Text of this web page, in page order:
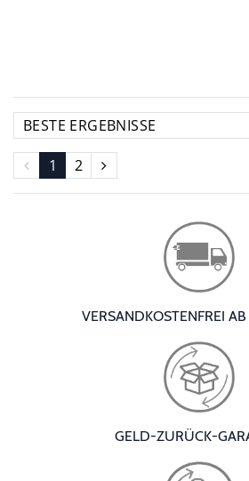
1 2
VERSANDKOSTENFREI
GELD-ZURÜCK-